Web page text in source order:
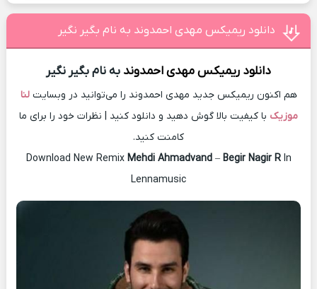
دانلود ریمیکس مهدی احمدوند به نام بگیر نگیر
دانلود ریمیکسمهدی احمدوند به نام بگیر نگیر
هم اکنون ریمیکس جدید مهدی احمدوند را می‌توانید در وبسایتلنا
موزیک با کیفیت بالا گوش دهید و دانلود کنید | نظرات خود را برای ما
کامنت کنید.
Download New Remix Mehdi Ahmadvand– Begir Nagir RIn
Lennamusic